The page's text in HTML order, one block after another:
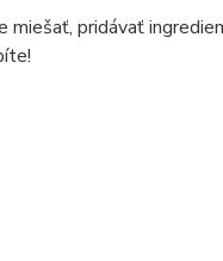
pridávať